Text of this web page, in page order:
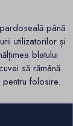
până
utilizatorilor și
blatului
să rămână
folosire.